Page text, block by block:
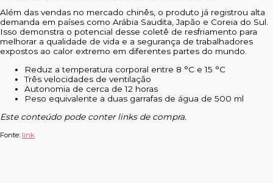
Além das vendas no mercado chinês, o produto já registrou alta
demanda em países como Arábia Saudita, Japão e Coreia do Sul.
Isso demonstra o potencial desse coletê de resfriamento para
melhorar a qualidade de vida e a segurança de trabalhadores
expostos ao calor extremo em diferentes partes do mundo.
Reduz a temperatura corporal entre 8 °C e 15 °C
Três velocidades de ventilação
Autonomia de cerca de 12 horas
Peso equivalente a duas garrafas de água de 500 ml
Este conteúdo pode conter links de compra.
Fonte: link